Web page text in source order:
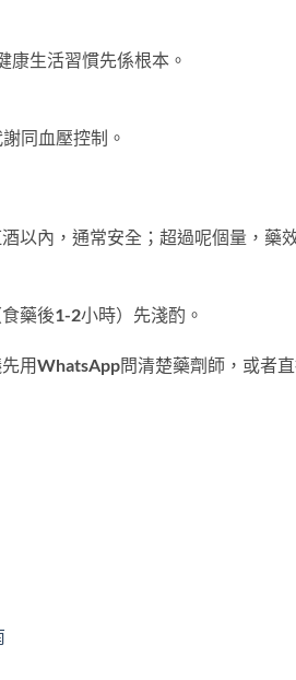
康生活習慣先係根本。
同血壓控制。
以內，通常安全；超過呢個量，藥
藥後1-2小時）先淺酌。
用WhatsApp問清楚藥劑師，或者